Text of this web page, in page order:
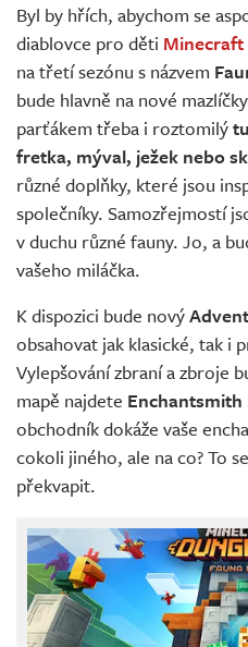
Byl by hřích, abychom se
diablovce pro děti Minecraft
na třetí sezónu s názvem
bude hlavně na nové
parťákem třeba i roztomilý
fretka, mýval, ježek nebo
různé doplňky, které jsou
společníky. Samozřejmostí
v duchu různé fauny. Jo, a
vašeho miláčka.
K dispozici bude nový
obsahovat jak klasické, tak i
Vylepšování zbraní a zbroje
mapě najdete
obchodník dokáže vaše
cokoli jiného, ale na co? To
překvapit.